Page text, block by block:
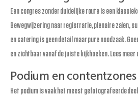
Een congres zonder duidelijke route is een
Bewegwijzering naar registratie, plenaire zalen,
en catering is geen detail maar pure noodzaak.
en zichtbaar vanaf de juiste kijkhoeken. Lees meer
Podium en contentzones
Het podium is vaak het meest gefotografeerde